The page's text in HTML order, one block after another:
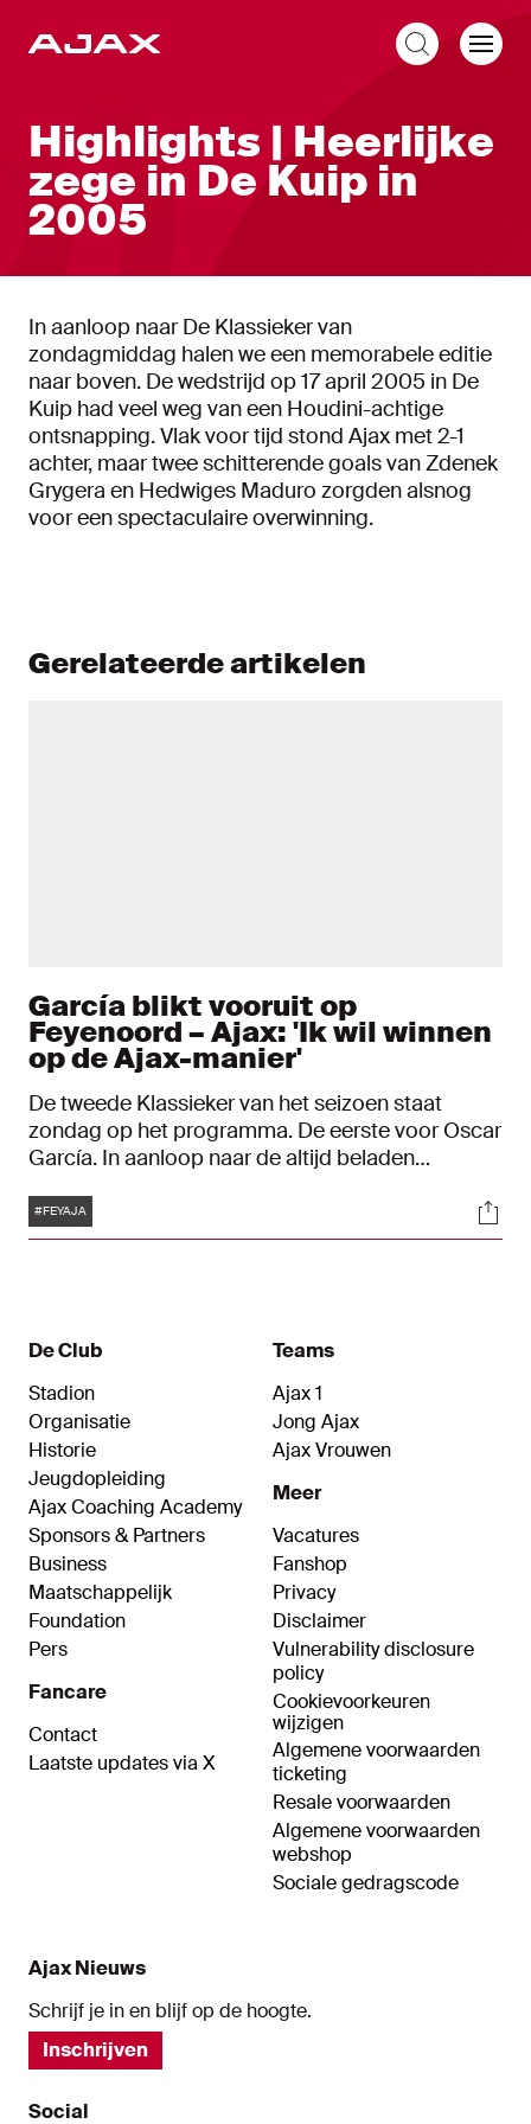
Highlights | Heerlijke
zege in De Kuip in
2005
In aanloop naar De Klassieker van
zondagmiddag halen we een memorabele editie
naar boven. De wedstrijd op 17 april 2005 in De
Kuip had veel weg van een Houdini-achtige
ontsnapping. Vlak voor tijd stond Ajax met 2-1
achter, maar twee schitterende goals van Zdenek
Grygera en Hedwiges Maduro zorgden alsnog
voor een spectaculaire overwinning.
Gerelateerde artikelen
García blikt vooruit op
Feyenoord – Ajax: 'Ik wil winnen
op de Ajax-manier'
De tweede Klassieker van het seizoen staat
zondag op het programma. De eerste voor Oscar
García. In aanloop naar de altijd beladen
vooruit tijdens zijn persconferentie in de perszaal
van de Johan Cruijff ArenA. "Ik weet dat de sfeer
Tags
#FEYAJA
De Club
Stadion
Organisatie
Historie
Jeugdopleiding
Ajax Coaching Academy
Sponsors & Partners
Business
Maatschappelijk
Foundation
Pers
Fancare
Contact
Laatste updates via X
Teams
Ajax 1
Jong Ajax
Ajax Vrouwen
Meer
Vacatures
Fanshop
Privacy
Disclaimer
Vulnerability disclosure
policy
Cookievoorkeuren
wijzigen
Algemene voorwaarden
ticketing
Resale voorwaarden
Algemene voorwaarden
webshop
Sociale gedragscode
Ajax Nieuws
Schrijf je in en blijf op de hoogte.
Inschrijven
Social